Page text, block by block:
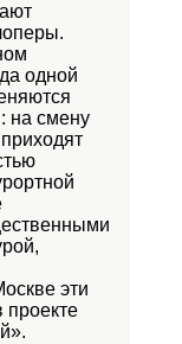
одной
на смену
эти
проекте